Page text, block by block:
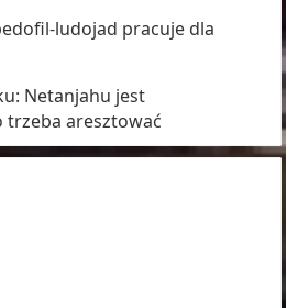
ludojad pracuje dla
Netanjahu jest
aresztować